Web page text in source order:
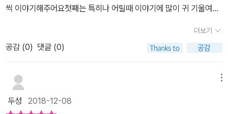
씩 이야기해주어요첫째는 특히나 어릴때 이야기에 많이 귀 기울여줬
가 하나일대보다는 못들어주는것 같아요하지만 아이들을 위해서라도
의식적으로 아이들의 이야기를 들어주려고 하고 있어요 엄마, 그런데
있잖아 책은 엄마에게 사소한 뭐라도 이야기하고 싶고 재잘재잘 수다
를 나누고 싶은, 그런 아이들의 마음을 담은사랑스러운 그림책이였어
생각이 들었어요 ㅎㅎ​​ 변기에 물을 내리지도 않고자기 할일을 하고
더보기
공감 (0) 댓글 (0)
두성 2018-12-08